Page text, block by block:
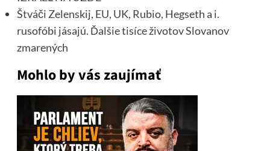
Štváči Zelenskij, EU, UK, Rubio, Hegseth a i.
rusofóbi jásajú. Ďalšie tisíce životov Slovanov
zmarených
Mohlo by vás zaujímať